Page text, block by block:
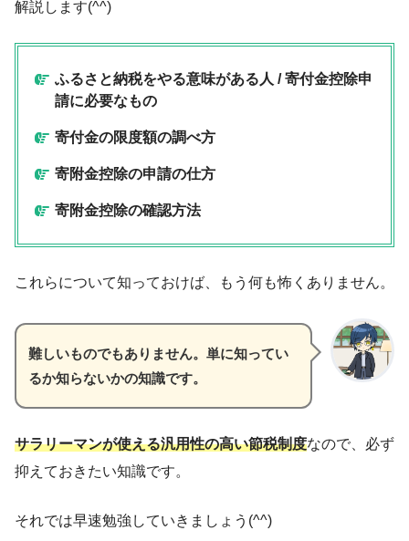
解説します(^^)
ふるさと納税をやる意味がある人 / 寄付金控除申
請に必要なもの
寄付金の限度額の調べ方
寄附金控除の申請の仕方
寄附金控除の確認方法
これらについて知っておけば、もう何も怖くありません。
難しいものでもありません。単に知ってい
るか知らないかの知識です。
サラリーマンが使える汎用性の高い節税制度なので、必ず
抑えておきたい知識です。
それでは早速勉強していきましょう(^^)